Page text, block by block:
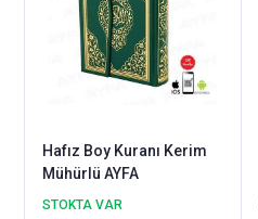
Hafız Boy Kuranı Kerim
Mühürlü AYFA
STOKTA VAR